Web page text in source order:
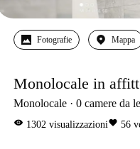
Fotografie Mappa
Monolocale in
Monolocale 0 camere da
visibility 1302 visualizzazionifavorite 56